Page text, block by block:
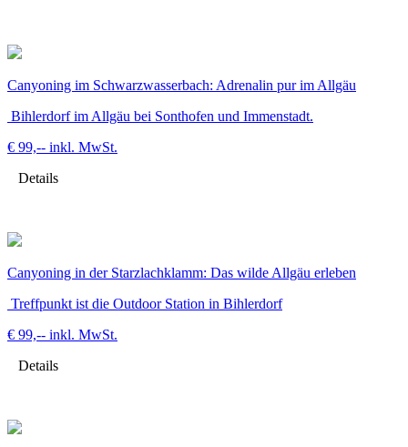
Canyoning im Schwarzwasserbach: Adrenalin pur im Allgäu
Bihlerdorf im Allgäu bei Sonthofen und Immenstadt.
€ 99,-- inkl. MwSt.
Details
Canyoning in der Starzlachklamm: Das wilde Allgäu erleben
Treffpunkt ist die Outdoor Station in Bihlerdorf
€ 99,-- inkl. MwSt.
Details